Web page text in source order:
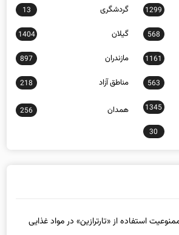
1299 گردشگری 13
568 گیلان 1404
1161 مازندران 897
563 مناطق آزاد 218
1345 همدان 256
30
استفاده از «تارترازین» در مواد غذایی